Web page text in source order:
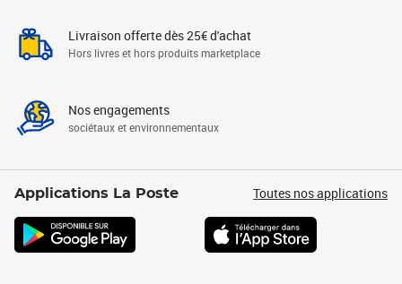
Livraison offerte dès 25€ d'achat
Hors livres et hors produits marketplace
Nos engagements
sociétaux et environnementaux
Applications La Poste Toutes nos applications